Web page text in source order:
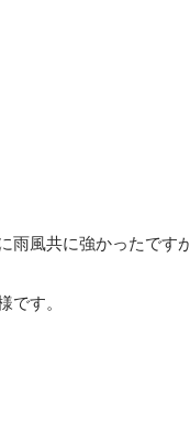
雨風共に強かったです
です。